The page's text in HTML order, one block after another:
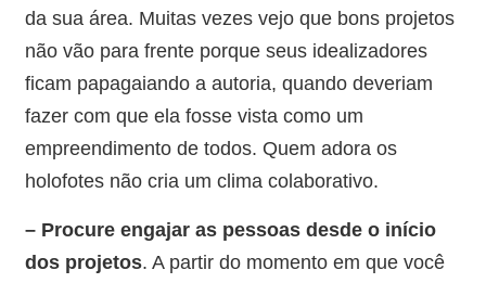
da sua área. Muitas vezes vejo que bons projetos
não vão para frente porque seus idealizadores
ficam papagaiando a autoria, quando deveriam
fazer com que ela fosse vista como um
empreendimento de todos. Quem adora os
holofotes não cria um clima colaborativo.
– Procure engajar as pessoas desde o início
dos projetos. A partir do momento em que você